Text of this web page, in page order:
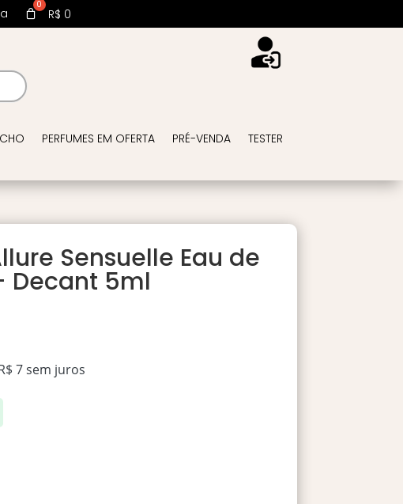
R$ 0
PERFUMES EM OFERTA PRÉ-VENDA
TESTER
Sensuelle Eau de
Decant 5ml
7sem juros